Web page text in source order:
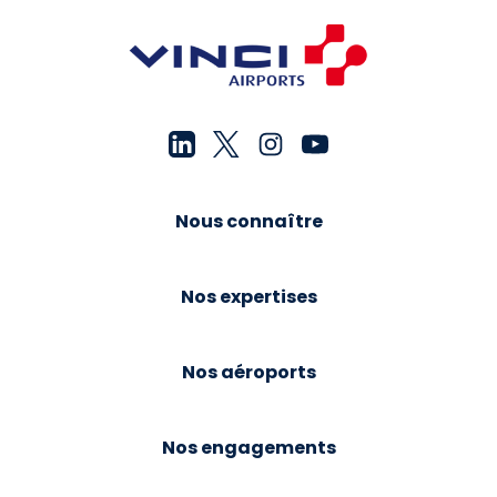
Nous connaître
Nos expertises
Nos aéroports
Nos engagements